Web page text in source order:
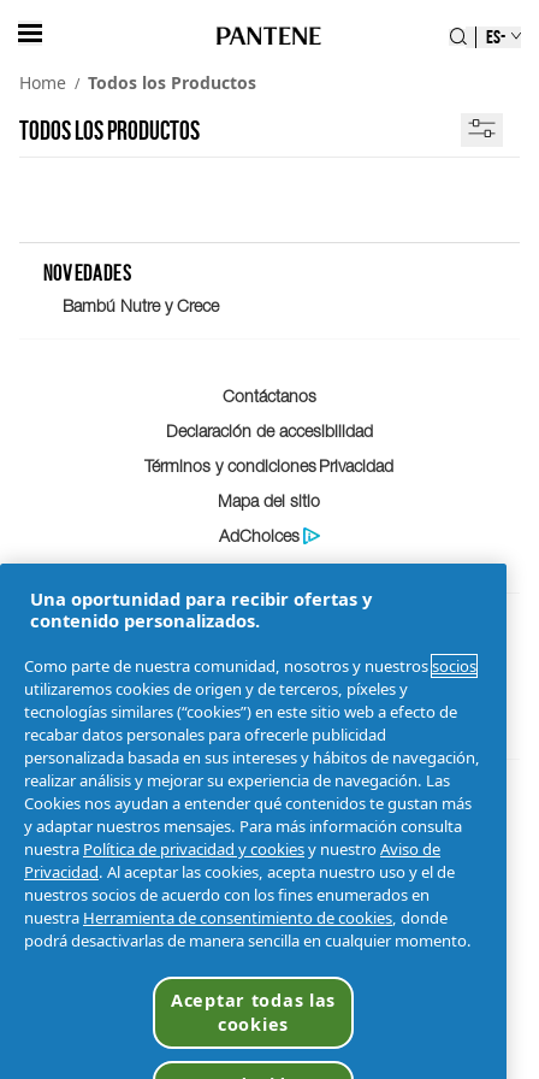
ES-
Home / Todos los Productos
TODOS LOS PRODUCTOS
Novedades
Bambú Nutre y Crece
Contáctanos
Declaración de accesibilidad
Términos y condicionesPrivacidad
Mapa del sitio
AdChoices
©2026Procter & Gamble
Una oportunidad para recibir ofertas y
contenido personalizados.
Como parte de nuestra comunidad, nosotros y nuestrossocios
utilizaremos cookies de origen y de terceros, píxeles y
tecnologías similares (“cookies”) en este sitio web a efecto de
recabar datos personales para ofrecerle publicidad
personalizada basada en sus intereses y hábitos de navegación,
realizar análisis y mejorar su experiencia de navegación. Las
Cookies nos ayudan a entender qué contenidos te gustan más
y adaptar nuestros mensajes. Para más información consulta
nuestra Política de privacidad y cookiesy nuestroAviso de
Privacidad. Al aceptar las cookies, acepta nuestro uso y el de
nuestros socios de acuerdo con los fines enumerados en
nuestra Herramienta de consentimiento de cookies, donde
podrá desactivarlas de manera sencilla en cualquier momento.
Aceptar todas las
cookies